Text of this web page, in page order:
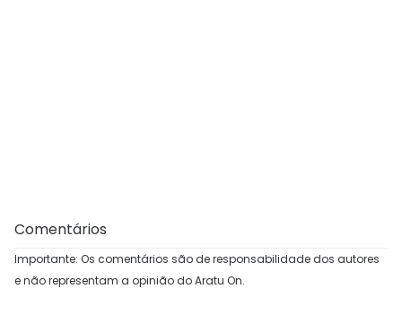
Comentários
Importante: Os comentários são de responsabilidade dos autores
e não representam a opinião do Aratu On.